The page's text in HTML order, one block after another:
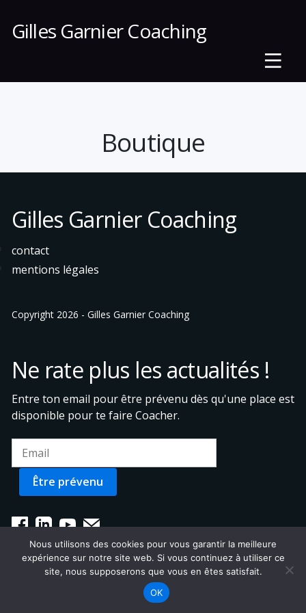
Gilles Garnier Coaching
Boutique
Gilles Garnier Coaching
contact
mentions légales
Copyright 2026 - Gilles Garnier Coaching
Ne rate plus les actualités !
Entre ton email pour être prévenu dès qu'une place est
disponible pour te faire Coacher.
Nous utilisons des cookies pour vous garantir la meilleure
expérience sur notre site web. Si vous continuez à utiliser ce
site, nous supposerons que vous en êtes satisfait.
OK